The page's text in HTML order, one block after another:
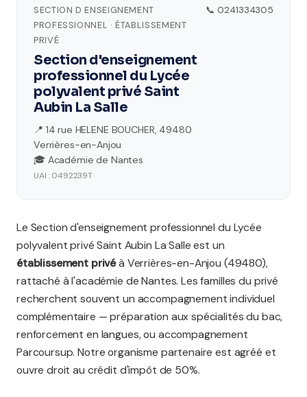
SECTION D ENSEIGNEMENT
PROFESSIONNEL · ÉTABLISSEMENT
PRIVÉ
Section d'enseignement
professionnel du Lycée
polyvalent privé Saint
Aubin La Salle
📍 14 rue HELENE BOUCHER, 49480
Verrières-en-Anjou
🎓 Académie de Nantes
UAI : 0492239T
📞 0241334305
Le Section d'enseignement professionnel du Lycée
polyvalent privé Saint Aubin La Salle est un
établissement privéà Verrières-en-Anjou (49480),
rattaché à l'académie de Nantes. Les familles du privé
recherchent souvent un accompagnement individuel
complémentaire — préparation aux spécialités du bac,
renforcement en langues, ou accompagnement
Parcoursup. Notre organisme partenaire est agréé et
ouvre droit au crédit d'impôt de 50%.